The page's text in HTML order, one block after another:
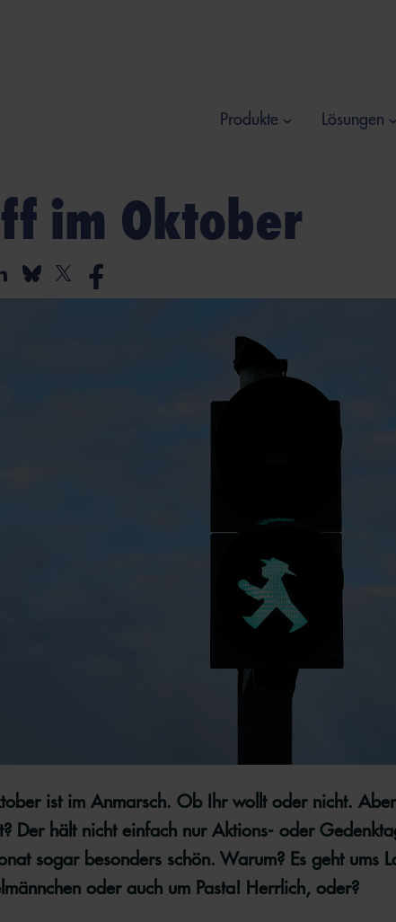
Produkte Lösungen
im Oktober
ist im Anmarsch. Ob Ihr wollt oder nicht.
Der hält nicht einfach nur Aktions- oder
sogar besonders schön. Warum? Es geht ums
oder auch um Pasta! Herrlich, oder?